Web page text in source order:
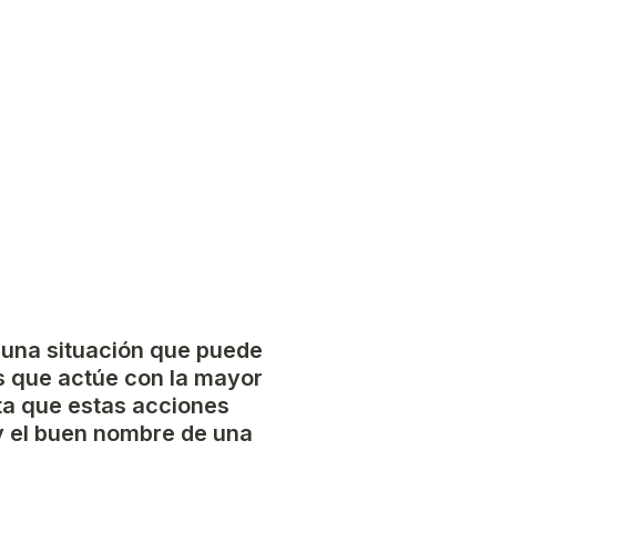
situación que puede
que actúe con la mayor
que estas acciones
buen nombre de una